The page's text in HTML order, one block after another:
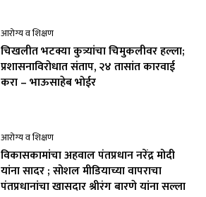
आरोग्य व शिक्षण
चिखलीत भटक्या कुत्र्यांचा चिमुकलीवर हल्ला;
प्रशासनाविरोधात संताप, २४ तासांत कारवाई
करा – भाऊसाहेब भोईर
आरोग्य व शिक्षण
विकासकामांचा अहवाल पंतप्रधान नरेंद्र मोदी
यांना सादर ; सोशल मीडियाच्या वापराचा
पंतप्रधानांचा खासदार श्रीरंग बारणे यांना सल्ला